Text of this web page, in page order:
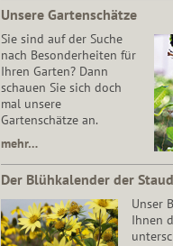
Unsere Gartenschätze
Sie sind auf der Suche
nach Besonderheiten für
Ihren Garten? Dann
schauen Sie sich doch
mal unsere
Gartenschätze an.
mehr…
Der Blühkalender der
Unser
Ihnen